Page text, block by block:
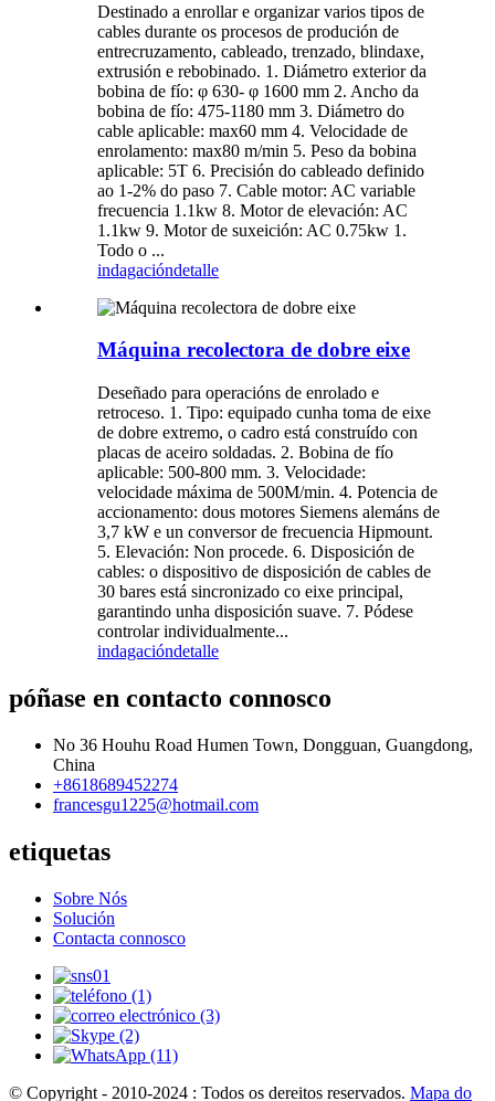
Destinado a enrollar e organizar varios tipos de
cables durante os procesos de produción de
entrecruzamento, cableado, trenzado, blindaxe,
extrusión e rebobinado. 1. Diámetro exterior da
bobina de fío: φ 630- φ 1600 mm 2. Ancho da
bobina de fío: 475-1180 mm 3. Diámetro do
cable aplicable: max60 mm 4. Velocidade de
enrolamento: max80 m/min 5. Peso da bobina
aplicable: 5T 6. Precisión do cableado definido
ao 1-2% do paso 7. Cable motor: AC variable
frecuencia 1.1kw 8. Motor de elevación: AC
1.1kw 9. Motor de suxeición: AC 0.75kw 1.
Todo o ...
indagacióndetalle
Máquina recolectora de dobre eixe
Deseñado para operacións de enrolado e
retroceso. 1. Tipo: equipado cunha toma de eixe
de dobre extremo, o cadro está construído con
placas de aceiro soldadas. 2. Bobina de fío
aplicable: 500-800 mm. 3. Velocidade:
velocidade máxima de 500M/min. 4. Potencia de
accionamento: dous motores Siemens alemáns de
3,7 kW e un conversor de frecuencia Hipmount.
5. Elevación: Non procede. 6. Disposición de
cables: o dispositivo de disposición de cables de
30 bares está sincronizado co eixe principal,
garantindo unha disposición suave. 7. Pódese
controlar individualmente...
indagacióndetalle
póñase en contacto connosco
No 36 Houhu Road Humen Town, Dongguan, Guangdong,
China
+8618689452274
francesgu1225@hotmail.com
etiquetas
Sobre Nós
Solución
Contacta connosco
© Copyright - 2010-2024 : Todos os dereitos reservados. Mapa do